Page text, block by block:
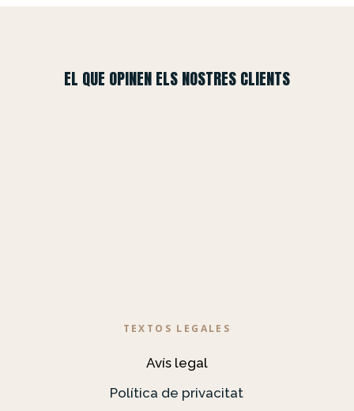
EL QUE OPINEN ELS NOSTRES CLIENTS
TEXTOS LEGALES
Avís legal
Política de privacitat